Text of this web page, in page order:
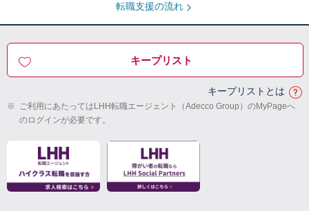
転職支援の流れ
キープリスト
キープリストとは
※ ご利用にあたってはLHH転職エージェント（Adecco Group）のMyPageへ
のログインが必要です。